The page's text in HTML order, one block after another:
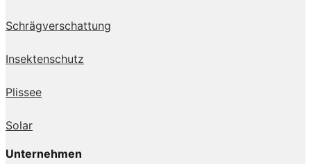
Schrägverschattung
Insektenschutz
Plissee
Solar
Unternehmen